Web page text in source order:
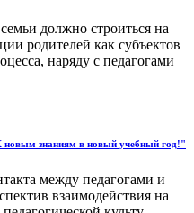
должно строиться на
родителей как субъектов
наряду с педагогами
новым знаниям в новый учебный год!"
между педагогами и
взаимодействия на